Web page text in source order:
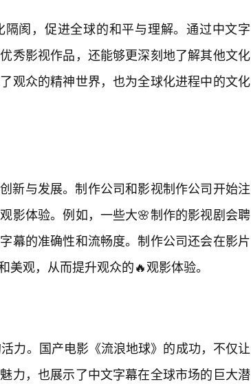
阂，促进全球的和平与理解。通过中文字
秀影视作品，还能够更深刻地了解其他文化
观众的精神世界，也为全球化进程中的文化
新与发展。制作公司和影视制作公司开始注
影体验。例如，一些大🌸制作的影视剧会聘
幕的准确性和流畅度。制作公司还会在影片
观，从而提升观众的🔥观影体验。
力。国产电影《流浪地球》的成功，不仅让
力，也展示了中文字幕在全球市场的巨大潜